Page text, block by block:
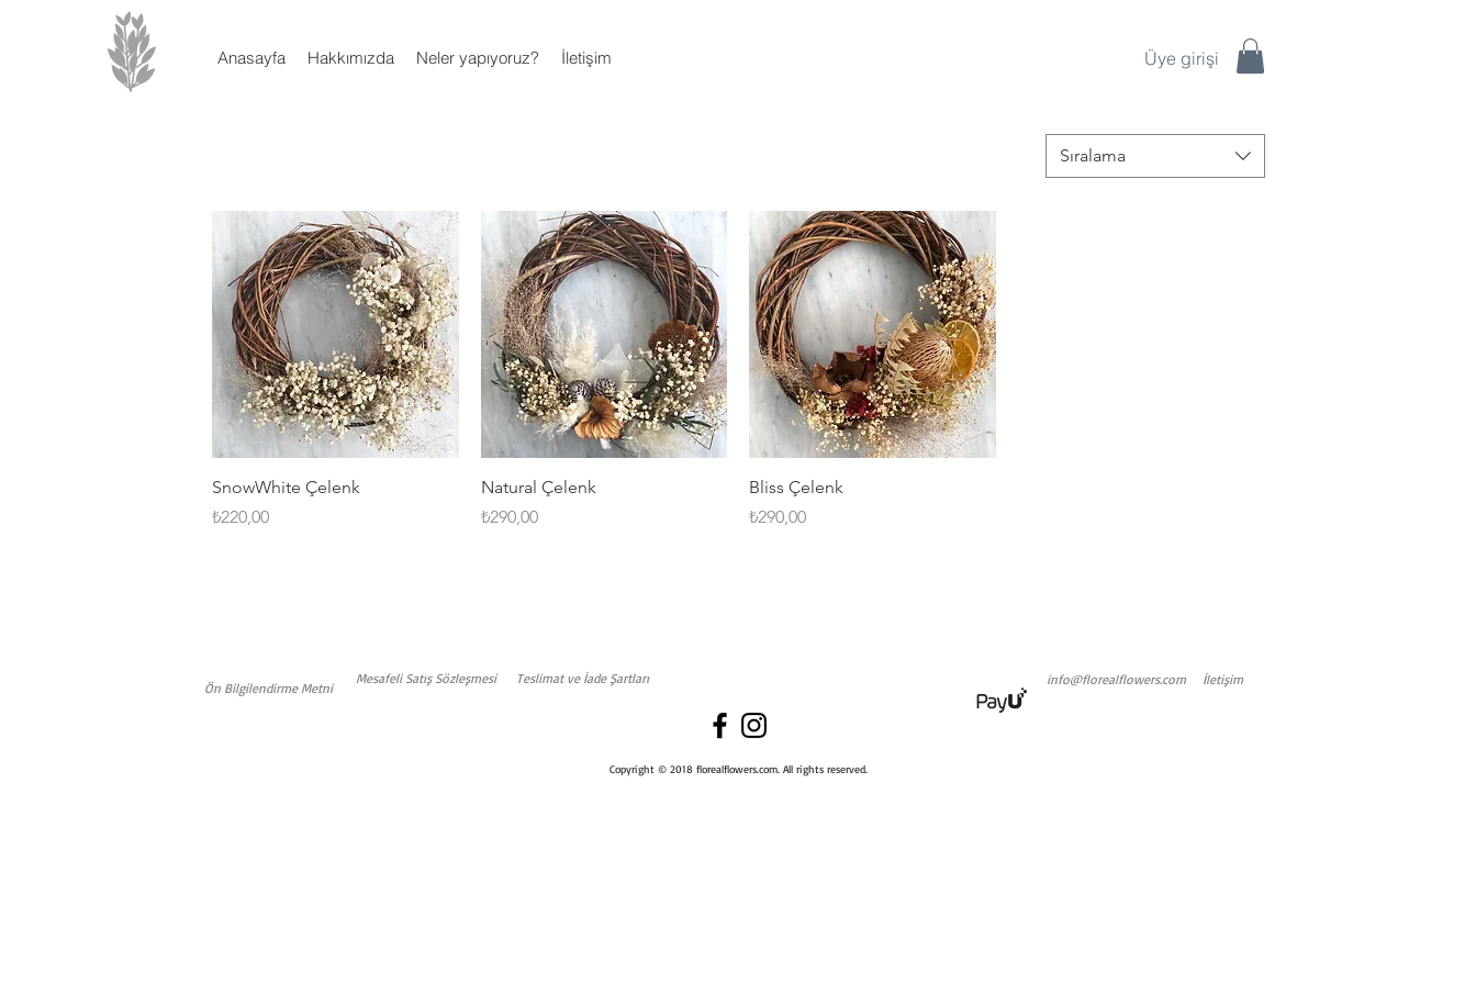
Anasayfa Hakkımızda Neler yapıyoruz? İletişim Üye girişi
Sıralama
Hızlı Bakış
SnowWhite Çelenk
Fiyat
₺220,00
Hızlı Bakış
Natural Çelenk
Fiyat
₺290,00
Hızlı Bakış
Bliss Çelenk
Fiyat
₺290,00
Ön Bilgilendirme Metni
Mesafeli Satış Sözleşmesi Teslimat ve İade Şartları info@florealflowers.com İletişim
Copyright © 2018 florealflowers.com. All rights reserved.